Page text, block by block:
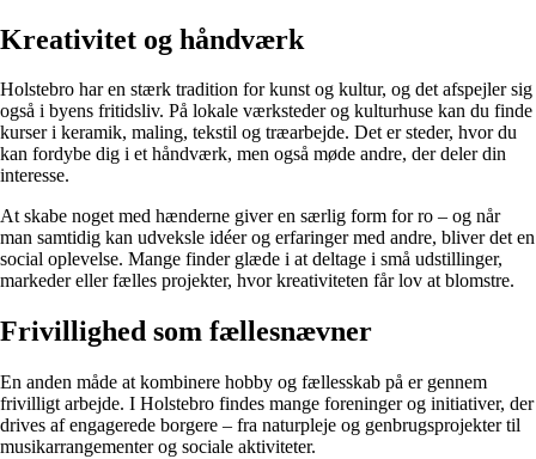
Kreativitet og håndværk
Holstebro har en stærk tradition for kunst og kultur, og det afspejler sig
også i byens fritidsliv. På lokale værksteder og kulturhuse kan du finde
kurser i keramik, maling, tekstil og træarbejde. Det er steder, hvor du
kan fordybe dig i et håndværk, men også møde andre, der deler din
interesse.
At skabe noget med hænderne giver en særlig form for ro – og når
man samtidig kan udveksle idéer og erfaringer med andre, bliver det en
social oplevelse. Mange finder glæde i at deltage i små udstillinger,
markeder eller fælles projekter, hvor kreativiteten får lov at blomstre.
Frivillighed som fællesnævner
En anden måde at kombinere hobby og fællesskab på er gennem
frivilligt arbejde. I Holstebro findes mange foreninger og initiativer, der
drives af engagerede borgere – fra naturpleje og genbrugsprojekter til
musikarrangementer og sociale aktiviteter.